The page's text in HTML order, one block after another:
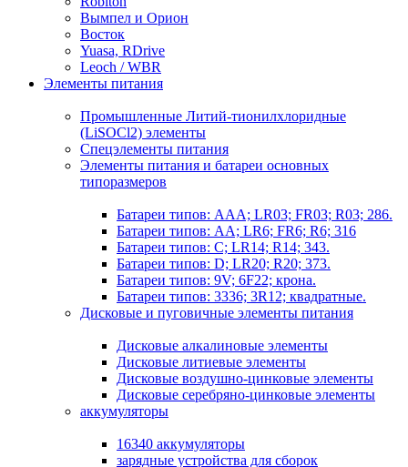
Вымпел и Орион
Восток
Yuasa, RDrive
Leoch / WBR
Элементы питания
Промышленные Литий-тионилхлоридные
(LiSOCl2) элементы
Спецэлементы питания
Элементы питания и батареи основных
типоразмеров
Батареи типов: AAA; LR03; FR03; R03; 286.
Батареи типов: AA; LR6; FR6; R6; 316
Батареи типов: C; LR14; R14; 343.
Батареи типов: D; LR20; R20; 373.
Батареи типов: 9V; 6F22; крона.
Батареи типов: 3336; 3R12; квадратные.
Дисковые и пуговичные элементы питания
Дисковые алкалиновые элементы
Дисковые литиевые элементы
Дисковые воздушно-цинковые элементы
Дисковые серебряно-цинковые элементы
аккумуляторы
16340 аккумуляторы
зарядные устройства для сборок